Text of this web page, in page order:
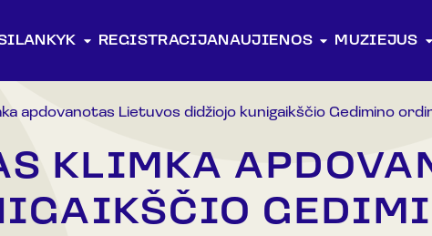
REGISTRACIJANAUJIENOS MUZIEJUS
apdovanotas Lietuvos didžiojo kunigaikščio Gedimino
KLIMKA